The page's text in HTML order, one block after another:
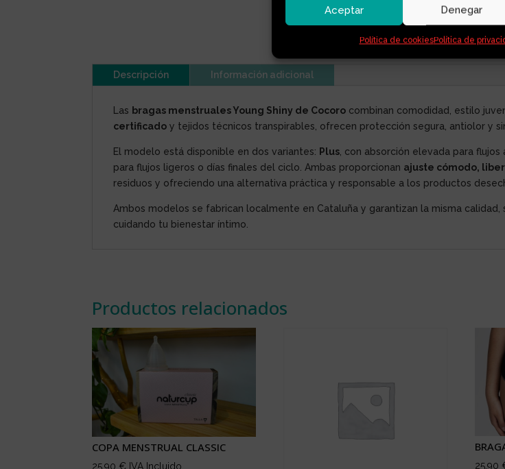
Aceptar Denegar
Política de cookiesPolítica de
Descripción Información adicional
Las bragas menstruales Young Shiny de Cocoro combinan comodidad, estilo
certificado y tejidos técnicos transpirables, ofrecen protección segura, antiolor y
El modelo está disponible en dos variantes: Plus , con absorción elevada para
para flujos ligeros o días finales del ciclo. Ambas proporcionan ajuste cómodo,
residuos y ofreciendo una alternativa práctica y responsable a los productos
Ambos modelos se fabrican localmente en Cataluña y garantizan la misma
cuidando tu bienestar íntimo.
Productos relacionados
COPA MENSTRUAL CLASSIC
25,90 € IVA Incluido 25,90